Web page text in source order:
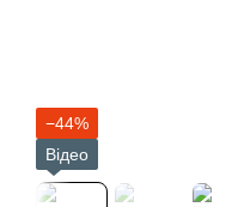
−44%
Відео